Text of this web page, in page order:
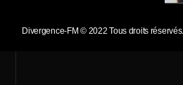
Divergence-FM © 2022 Tous droits réservés.